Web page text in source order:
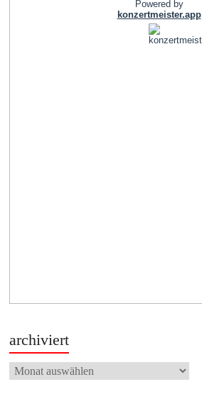
archiviert
archiviert